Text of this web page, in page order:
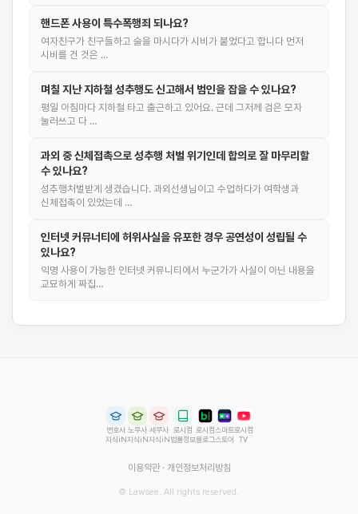
핸드폰 사용이 특수폭행죄 되나요?
여자친구가 친구들하고 술을 마시다가 시비가 붙었다고 합니다 먼저
시비를 건 것은 …
며칠 지난 지하철 성추행도 신고해서 범인을 잡을 수 있나요?
평일 아침마다 지하철 타고 출근하고 있어요. 근데 그저께 검은 모자
눌러쓰고 다 …
과외 중 신체접촉으로 성추행 처벌 위기인데 합의로 잘 마무리할
수 있나요?
성추행처벌받게 생겼습니다. 과외선생님이고 수업하다가 여학생과
신체접촉이 있었는데 …
인터넷 커뮤너티에 허위사실을 유포한 경우 공연성이 성립될 수
있나요?
익명 사용이 가능한 인터넷 커뮤니티에서 누군가가 사실이 아닌 내용을
교묘하게 짜집…
변호사
지식iN
노무사
지식iN
세무사
지식iN
로시컴
법률정보
로시컴
블로그
스마트
스토어
로시컴
TV
이용약관· 개인정보처리방침
© Lawsee. All rights reserved.